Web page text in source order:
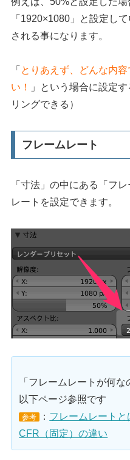
「1920×1080」と設定し
される事になります。
「 とりあえず、どんな内
い！
」という場合に設定
リングできる）
フレームレート
「寸法」の中にある「フ
レートを設定できます。
「フレームレートが何
以下ページ参照です
参考 ： フレームレート
CFR（固定）の違い